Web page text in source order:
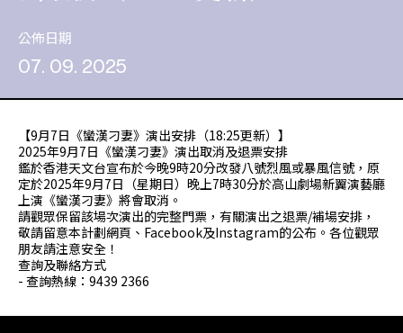
公佈日期
07. 09. 2025
【9月7日《蠻漢刁妻》演出安排（18:25更新）】
2025年9月7日《蠻漢刁妻》演出取消及退票安排
鑑於香港天文台宣布於今晚9時20分改發八號烈風或暴風信號，原
定於2025年9月7日（星期日）晚上7時30分於高山劇場新翼演藝廳
上演《蠻漢刁妻》將會取消。
請觀眾保留該場次演出的完整門票，有關演出之退票/補場安排，
敬請留意本計劃網頁、Facebook及Instagram的公布。各位觀眾
朋友請注意安全！
查詢及聯絡方式
- 查詢熱線：9439 2366